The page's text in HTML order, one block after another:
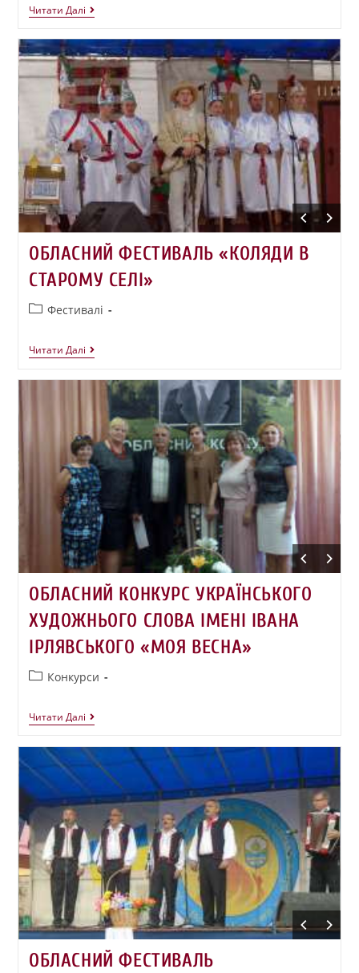
Читати Далі
ОБЛАСНИЙ ФЕСТИВАЛЬ «КОЛЯДИ В
СТАРОМУ СЕЛІ»
Фестивалі
Читати Далі
ОБЛАСНИЙ КОНКУРС УКРАЇНСЬКОГО
ХУДОЖНЬОГО СЛОВА ІМЕНІ ІВАНА
ІРЛЯВСЬКОГО «МОЯ ВЕСНА»
Конкурси
Читати Далі
ОБЛАСНИЙ ФЕСТИВАЛЬ